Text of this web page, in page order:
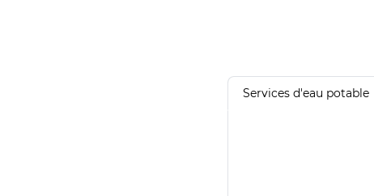
Services d'eau potable